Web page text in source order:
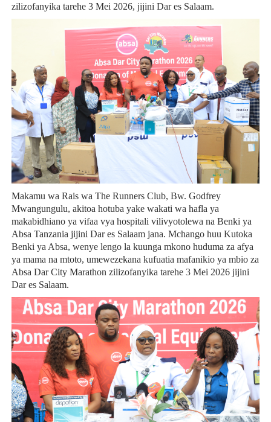
zilizofanyika tarehe 3 Mei 2026, jijini Dar es Salaam.
Makamu wa Rais wa The Runners Club, Bw. Godfrey
Mwangungulu, akitoa hotuba yake wakati wa hafla ya
makabidhiano ya vifaa vya hospitali vilivyotolewa na Benki ya
Absa Tanzania jijini Dar es Salaam jana. Mchango huu Kutoka
Benki ya Absa, wenye lengo la kuunga mkono huduma za afya
ya mama na mtoto, umewezekana kufuatia mafanikio ya mbio za
Absa Dar City Marathon zilizofanyika tarehe 3 Mei 2026 jijini
Dar es Salaam.